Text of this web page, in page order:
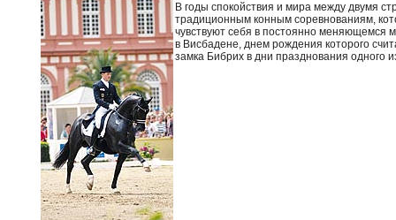
В годы спокойствия и мира между двумя
традиционным конным соревнованиям,
чувствуют себя в постоянно меняющемся
в Висбадене, днем рождения которого
замка Бибрих в дни празднования одного